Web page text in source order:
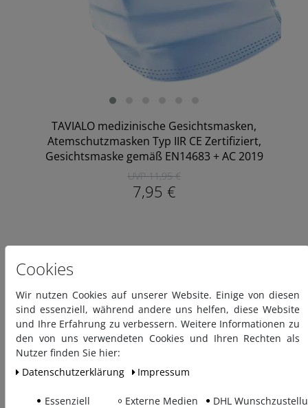
TAVIALO medizinische Gesichtsmasken,
Atemschutzmasken Typ IIR CE Zertifiziert,
Gesichtsmaske gemäß EN14683 + AC 2019
UVP 11,95 €
7,95 €
Cookies
Wir nutzen Cookies auf unserer Website. Einige von diesen
sind essenziell, während andere uns helfen, diese Website
und Ihre Erfahrung zu verbessern. Weitere Informationen zu
den von uns verwendeten Cookies und Ihren Rechten als
Nutzer finden Sie hier:
Daten­schutz­erklärung
Impressum
Essenziell Externe Medien
DHL